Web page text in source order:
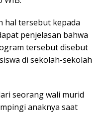
hal tersebut kepada
penjelasan bahwa
tersebut disebut
di sekolah-sekolah
seorang wali murid
anaknya saat